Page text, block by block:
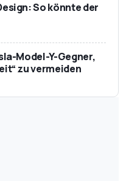
So könnte der
Model-Y-Gegner,
zu vermeiden